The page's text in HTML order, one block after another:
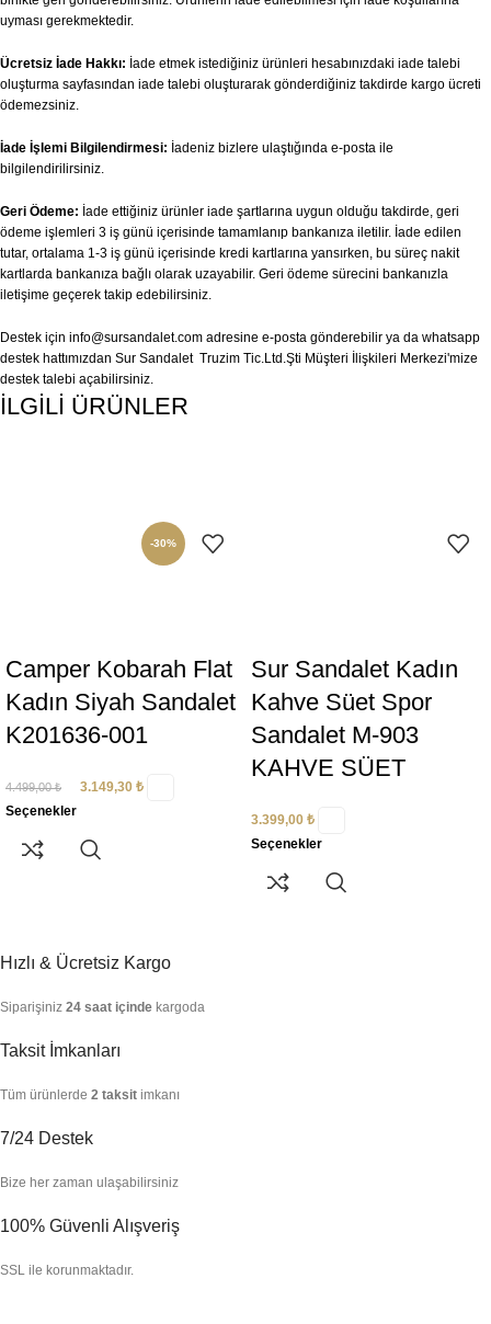
uyması gerekmektedir.
Ücretsiz İade Hakkı: İade etmek istediğiniz ürünleri hesabınızdaki iade talebi
oluşturma sayfasından iade talebi oluşturarak gönderdiğiniz takdirde kargo ücreti
ödemezsiniz.
İade İşlemi Bilgilendirmesi: İadeniz bizlere ulaştığında e-posta ile
bilgilendirilirsiniz.
Geri Ödeme: İade ettiğiniz ürünler iade şartlarına uygun olduğu takdirde, geri
ödeme işlemleri 3 iş günü içerisinde tamamlanıp bankanıza iletilir. İade edilen
tutar, ortalama 1-3 iş günü içerisinde kredi kartlarına yansırken, bu süreç nakit
kartlarda bankanıza bağlı olarak uzayabilir. Geri ödeme sürecini bankanızla
iletişime geçerek takip edebilirsiniz.
Destek için info@sursandalet.com adresine e-posta gönderebilir ya da whatsapp
destek hattımızdan Sur Sandalet Truzim Tic.Ltd.Şti Müşteri İlişkileri Merkezi'mize
destek talebi açabilirsiniz.
İLGİLİ ÜRÜNLER
-30%
Camper Kobarah Flat
Kadın Siyah Sandalet
K201636-001
4.499,00₺ 3.149,30 ₺
Seçenekler
Sur Sandalet Kadın
Kahve Süet Spor
Sandalet M-903
KAHVE SÜET
3.399,00 ₺
Seçenekler
Hızlı & Ücretsiz Kargo
Siparişiniz 24 saat içinde kargoda
Taksit İmkanları
Tüm ürünlerde 2 taksit imkanı
7/24 Destek
Bize her zaman ulaşabilirsiniz
100% Güvenli Alışveriş
SSL ile korunmaktadır.